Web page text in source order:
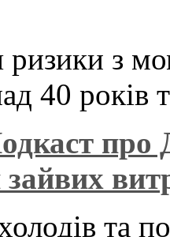
ризики з
40 років
про
та